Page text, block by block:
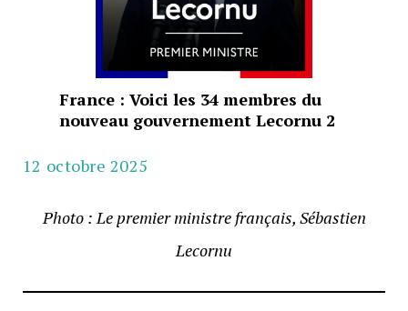
France : Voici les 34 membres du
nouveau gouvernement Lecornu 2
12 octobre 2025
Photo : Le premier ministre français, Sébastien
Lecornu